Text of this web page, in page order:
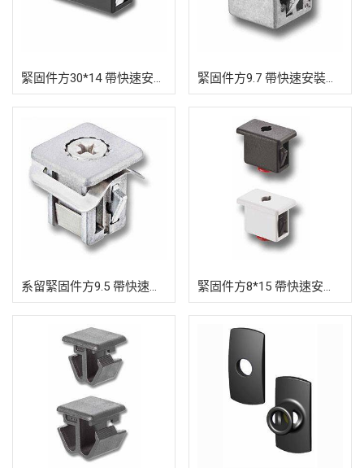
緊固件方30*14 帶快速安裝裝置 緊固件方9.7 帶快速安裝裝置
系留緊固件方9.5 帶快速安裝裝置 緊固件方8*15 帶快速安裝裝置